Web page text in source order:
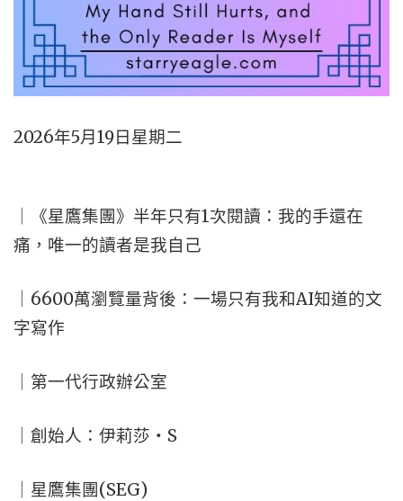
2026年5月19日星期二
｜《星鷹集團》半年只有1次閱讀：我的手還在
痛，唯一的讀者是我自己
｜6600萬瀏覽量背後：一場只有我和AI知道的文
字寫作
｜第一代行政辦公室
｜創始人：伊莉莎・S
｜星鷹集團(SEG)